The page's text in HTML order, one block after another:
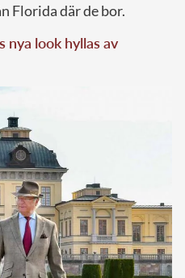
Florida där de bor.
nya look hyllas av